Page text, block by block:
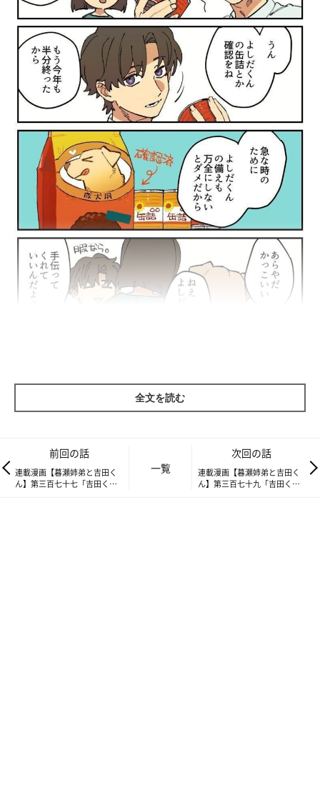
今年も気づけば半年を過ぎ、周一は吉田くんの食糧、非常用を含
めた保存食の期限をひとつひとつを確認。
全文を読む
前回の話
連載漫画【暮瀬姉弟と吉田く
ん】第三百七十七「吉田くん
一覧
次回の話
連載漫画【暮瀬姉弟と吉田く
ん】第三百七十九「吉田くん